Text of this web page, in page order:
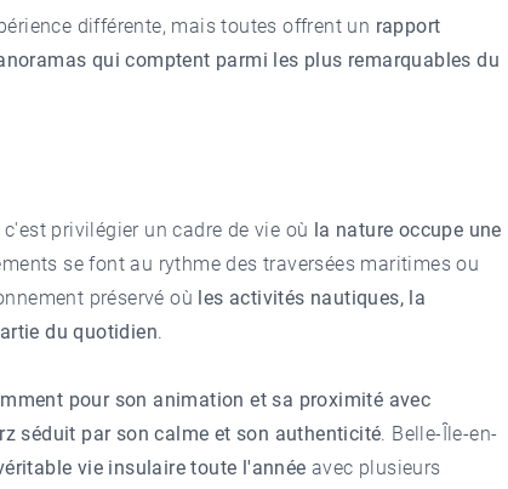
différente, mais toutes offrent un rapport
qui comptent parmi les plus remarquables du
privilégier un cadre de vie où la nature occupe une
se font au rythme des traversées maritimes ou
préservé où les activités nautiques, la
du quotidien.
pour son animation et sa proximité avec
séduit par son calme et son authenticité. Belle-Île-en-
vie insulaire toute l'annéeavec plusieurs